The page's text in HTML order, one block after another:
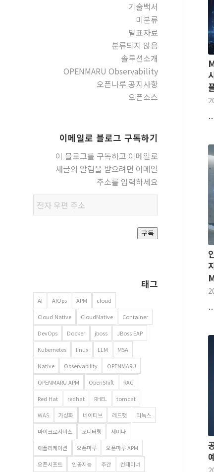
기술백서
미분류
발표자료
분류되지 않음
솔루션소개
OPENMARU Observability
오픈나루 공지사항
오픈소스
이메일로 블로그 구독하기
이 블로그를 구독하고 이메일로
새글의 알림을 받으려면 이메일
주소를 입력하세요
우편
주소
구독
태그
AI AIOps APM cloud
Cloud Native CloudNative Container
DevOps Docker jboss JBoss EAP
Kubernetes linux LLM MSA
Native Observability OPENMARU
OPENMARU APM OpenShift RAG
Red Hat redhat RHEL tomcat
WAS 가상화 네이티브 레드햇 리눅스
마이크로서비스 모니터링 세미나
애플리케이션 오픈마루 오픈마루 APM
오픈시프트 인공지능 주간 컨테이너